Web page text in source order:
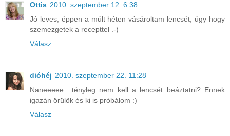
Ottis 2010. szeptember 12. 6:38
Jó leves, éppen a múlt héten vásároltam lencsét, úgy hogy
szemezgetek a recepttel .-)
Válasz
dióhéj 2010. szeptember 22. 11:28
Naneeeee....tényleg nem kell a lencsét beáztatni? Ennek
igazán örülök és ki is próbálom :)
Válasz